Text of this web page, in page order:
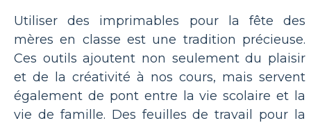
Utiliser des imprimables pour la fête des
mères en classe est une tradition précieuse.
Ces outils ajoutent non seulement du plaisir
et de la créativité à nos cours, mais servent
également de pont entre la vie scolaire et la
vie de famille. Des feuilles de travail pour la